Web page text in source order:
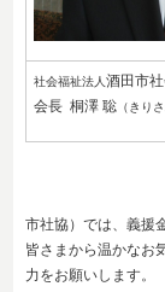
社会福祉法人酒田市
会長 桐澤 聡 （きり
市社協）では、義援
皆さまから温かなお
力をお願いします。